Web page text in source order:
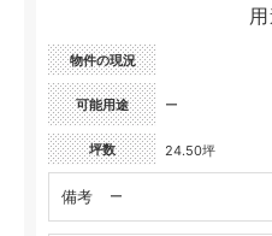
物件の現況
可能用途 ー
坪数 24.50坪
備考 ー